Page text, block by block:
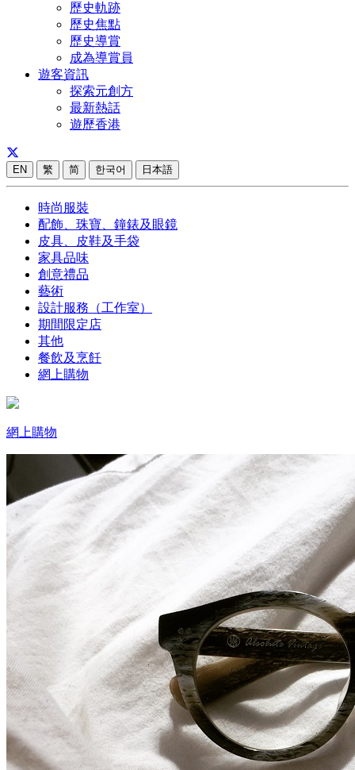
歷史軌跡
歷史焦點
歷史導賞
成為導賞員
遊客資訊
探索元創方
最新熱話
遊歷香港
EN 繁 简 한국어 日本語
時尚服裝
配飾、珠寶、鐘錶及眼鏡
皮具、皮鞋及手袋
家具品味
創意禮品
藝術
設計服務（工作室）
期間限定店
其他
餐飲及烹飪
網上購物
網上購物